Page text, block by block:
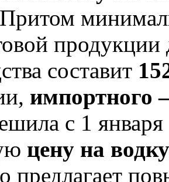
продукции
составит
импортного
с 1
цену на
предлагает